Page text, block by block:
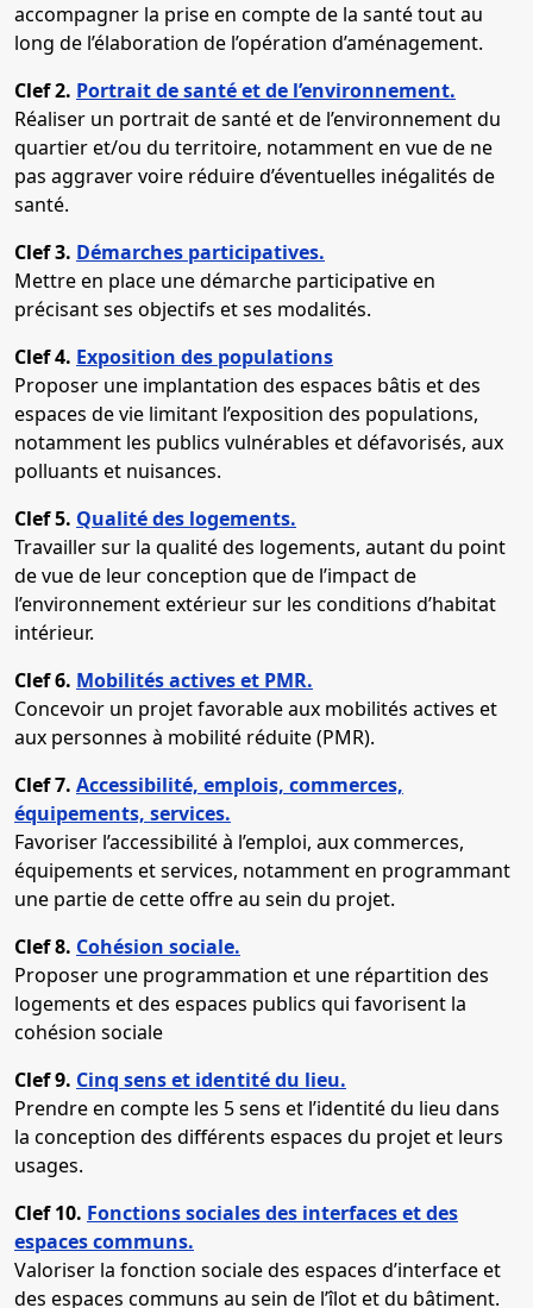
accompagner la prise en compte de la santé tout au
long de l’élaboration de l’opération d’aménagement.
Clef 2. Portrait de santé et de l’environnement.
Réaliser un portrait de santé et de l’environnement du
quartier et/ou du territoire, notamment en vue de ne
pas aggraver voire réduire d’éventuelles inégalités de
santé.
Clef 3. Démarches participatives.
Mettre en place une démarche participative en
précisant ses objectifs et ses modalités.
Clef 4. Exposition des populations
Proposer une implantation des espaces bâtis et des
espaces de vie limitant l’exposition des populations,
notamment les publics vulnérables et défavorisés, aux
polluants et nuisances.
Clef 5. Qualité des logements.
Travailler sur la qualité des logements, autant du point
de vue de leur conception que de l’impact de
l’environnement extérieur sur les conditions d’habitat
intérieur.
Clef 6. Mobilités actives et PMR.
Concevoir un projet favorable aux mobilités actives et
aux personnes à mobilité réduite (PMR).
Clef 7. Accessibilité, emplois, commerces,
équipements, services.
Favoriser l’accessibilité à l’emploi, aux commerces,
équipements et services, notamment en programmant
une partie de cette offre au sein du projet.
Clef 8. Cohésion sociale.
Proposer une programmation et une répartition des
logements et des espaces publics qui favorisent la
cohésion sociale
Clef 9. Cinq sens et identité du lieu.
Prendre en compte les 5 sens et l’identité du lieu dans
la conception des différents espaces du projet et leurs
usages.
Clef 10. Fonctions sociales des interfaces et des
espaces communs.
Valoriser la fonction sociale des espaces d’interface et
des espaces communs au sein de l’îlot et du bâtiment.